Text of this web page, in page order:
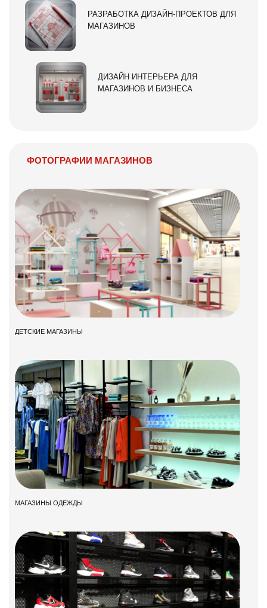
РАЗРАБОТКА ДИЗАЙН-ПРОЕКТОВ ДЛЯ
МАГАЗИНОВ
ДИЗАЙН ИНТЕРЬЕРА ДЛЯ
МАГАЗИНОВ И БИЗНЕСА
ФОТОГРАФИИ МАГАЗИНОВ
ДЕТСКИЕ МАГАЗИНЫ
МАГАЗИНЫ ОДЕЖДЫ